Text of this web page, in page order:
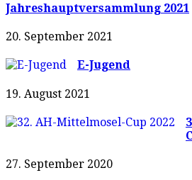
Jahreshauptversammlung 2021
20. September 2021
E-Jugend
19. August 2021
27. September 2020